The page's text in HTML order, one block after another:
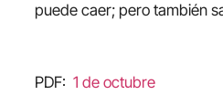
puede caer; pero también
PDF: 1 de octubre